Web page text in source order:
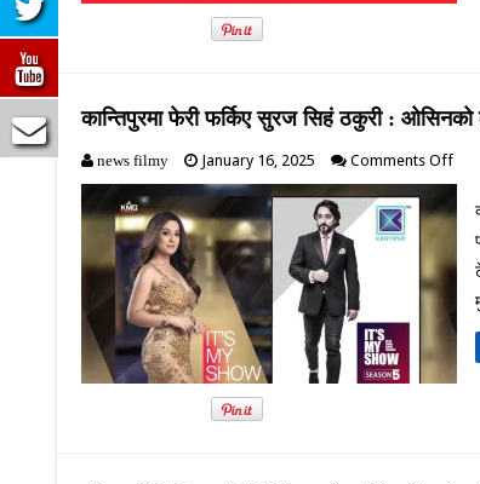
हुने
कान्तिपुरमा फेरी फर्किए सुरज सिहं ठकुरी : ओसिनको
news filmy January 16, 2025 Comments Offon
फर्किए
सुरज
सिहं